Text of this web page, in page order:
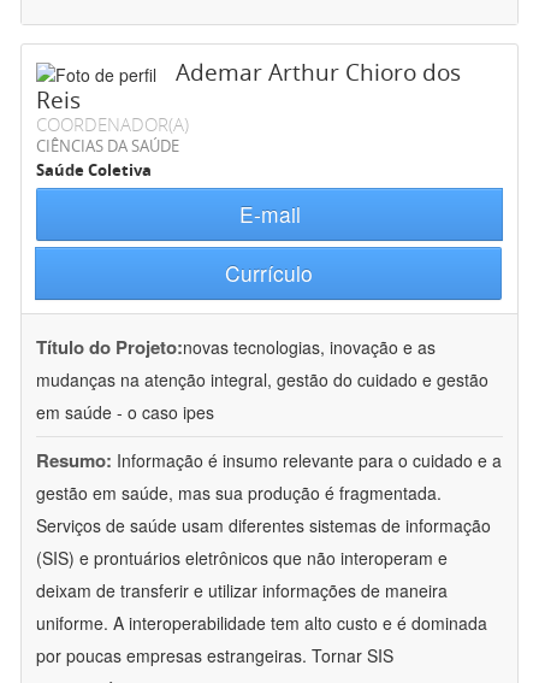
Ademar Arthur Chioro dos
Reis
COORDENADOR(A)
CIÊNCIAS DA SAÚDE
Saúde Coletiva
E-mail
Currículo
Título do Projeto:novas tecnologias, inovação e as
mudanças na atenção integral, gestão do cuidado e gestão
em saúde - o caso ipes
Resumo: Informação é insumo relevante para o cuidado e a
gestão em saúde, mas sua produção é fragmentada.
Serviços de saúde usam diferentes sistemas de informação
(SIS) e prontuários eletrônicos que não interoperam e
deixam de transferir e utilizar informações de maneira
uniforme. A interoperabilidade tem alto custo e é dominada
por poucas empresas estrangeiras. Tornar SIS